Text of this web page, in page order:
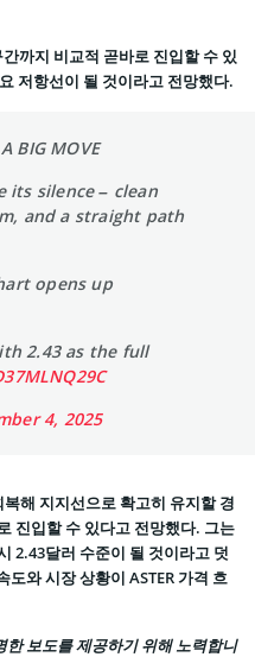
까지 비교적 곧바로 진입할 수 있
저항선이 될 것이라고 전망했다.
BIG MOVE
silence – clean
and a straight path
opens up
2.43 as the full
4, 2025
해 지지선으로 확고히 유지할 경
진입할 수 있다고 전망했다. 그는
2.43달러 수준이 될 것이라고 덧
와 시장 상황이 ASTER 가격 흐
보도를 제공하기 위해 노력합니